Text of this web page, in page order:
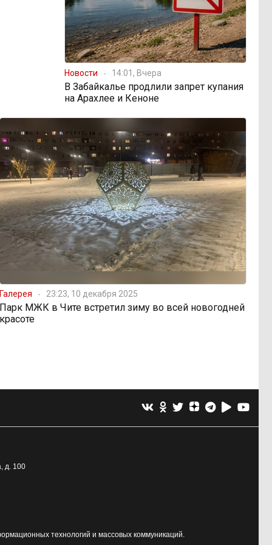
Новости 14:01, Вчера
В Забайкалье продлили запрет купания
на Арахлее и Кеноне
Галерея 23:23, 10 декабря 2025
Парк МЖК в Чите встретил зиму во всей новогодней
красоте
д. 100
технологий и массовых коммуникаций.